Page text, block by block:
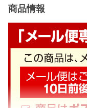
商品情報